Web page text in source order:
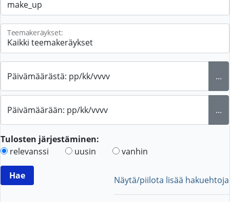
Teemakeräykset:
Päivämäärästä: pp/kk/vvvv ...
Päivämäärään: pp/kk/vvvv ...
Tulosten järjestäminen:
relevanssi
uusin vanhin
Näytä/piilota lisää hakuehtoja